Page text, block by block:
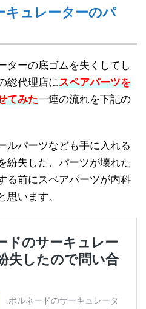
キュレーターのパ
ターの底ゴムを失くしてし
総代理店にスペアパーツを
てみた一連の流れを下記の
ルパーツなども手に入れる
紛失した、パーツが壊れた
る前にスペアパーツが内科
思います。